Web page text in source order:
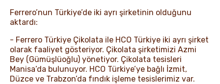
Ferrero’nun Türkiye’de iki ayrı şirketinin olduğunu
aktardı:
- Ferrero Türkiye Çikolata ile HCO Türkiye iki ayrı şirket
olarak faaliyet gösteriyor. Çikolata şirketimizi Azmi
Bey (Gümüşlüoğlu) yönetiyor. Çikolata tesisleri
Manisa’da bulunuyor. HCO Türkiye’ye bağlı İzmit,
Düzce ve Trabzon’da fındık işleme tesislerimiz var.